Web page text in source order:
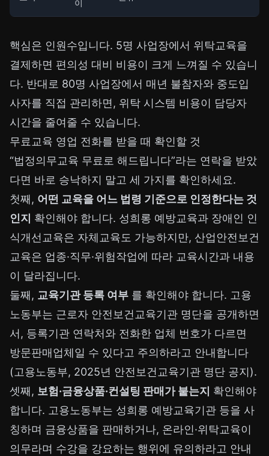
이
핵심은 인원수입니다. 5명 사업장에서 위탁교육을
결제하면 편의성 대비 비용이 크게 느껴질 수 있습니
다. 반대로 80명 사업장에서 매년 불참자와 중도입
사자를 직접 관리하면, 위탁 시스템 비용이 담당자
시간을 줄여줄 수 있습니다.
무료교육 영업 전화를 받을 때 확인할 것
“법정의무교육 무료로 해드립니다”라는 연락을 받았
다면 바로 승낙하지 말고 세 가지를 확인하세요.
첫째, 어떤 교육을 어느 법령 기준으로 인정한다는 것
인지 확인해야 합니다. 성희롱 예방교육과 장애인 인
식개선교육은 자체교육도 가능하지만, 산업안전보건
교육은 업종·직무·위험작업에 따라 교육시간과 내용
이 달라집니다.
둘째, 교육기관 등록 여부 를 확인해야 합니다. 고용
노동부는 근로자 안전보건교육기관 명단을 공개하면
서, 등록기관 연락처와 전화한 업체 번호가 다르면
방문판매업체일 수 있다고 주의하라고 안내합니다
(고용노동부, 2025년 안전보건교육기관 명단 공지).
셋째, 보험·금융상품·컨설팅 판매가 붙는지 확인해야
합니다. 고용노동부는 성희롱 예방교육기관 등을 사
칭하며 금융상품을 판매하거나, 온라인·위탁교육이
의무라며 수강을 강요하는 행위에 유의하라고 안내